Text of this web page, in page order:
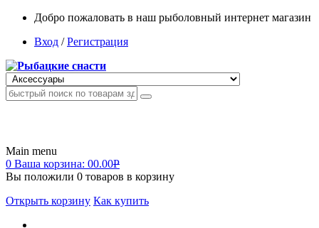
Добро пожаловать в наш рыболовный интернет магазин
Вход /Регистрация
Main menu
0 Ваша корзина: 00.00Р
Вы положили 0 товаров в корзину
Открыть корзину Как купить